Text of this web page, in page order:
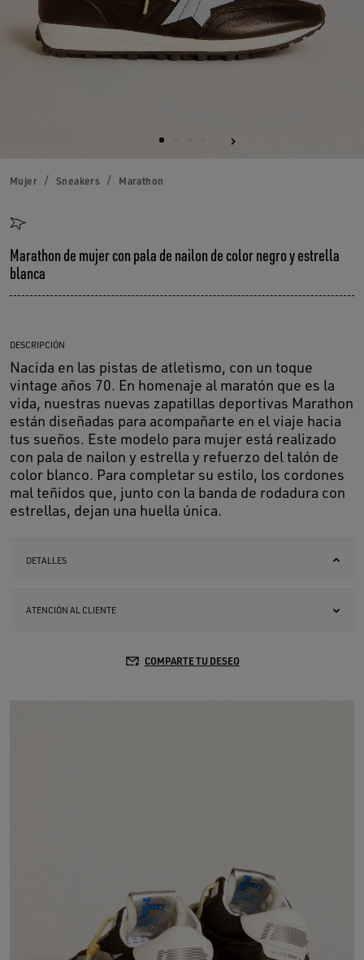
Mujer Sneakers Marathon
Marathon de mujer con pala de nailon de color negro y estrella
blanca
DESCRIPCIÓN
Nacida en las pistas de atletismo, con un toque
vintage años 70. En homenaje al maratón que es la
vida, nuestras nuevas zapatillas deportivas Marathon
están diseñadas para acompañarte en el viaje hacia
tus sueños. Este modelo para mujer está realizado
con pala de nailon y estrella y refuerzo del talón de
color blanco. Para completar su estilo, los cordones
mal teñidos que, junto con la banda de rodadura con
estrellas, dejan una huella única.
DETALLES
ATENCIÓN AL CLIENTE
COMPARTE TU DESEO